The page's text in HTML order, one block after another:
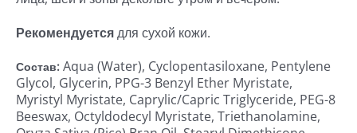
Рекомендуетсядля сухой кожи.
Состав: Aqua (Water), Cyclopentasiloxane, Pentylene
Glycol, Glycerin, PPG-3 Benzyl Ether Myristate,
Myristyl Myristate, Caprylic/Capric Triglyceride, PEG-8
Beeswax, Octyldodecyl Myristate, Triethanolamine,